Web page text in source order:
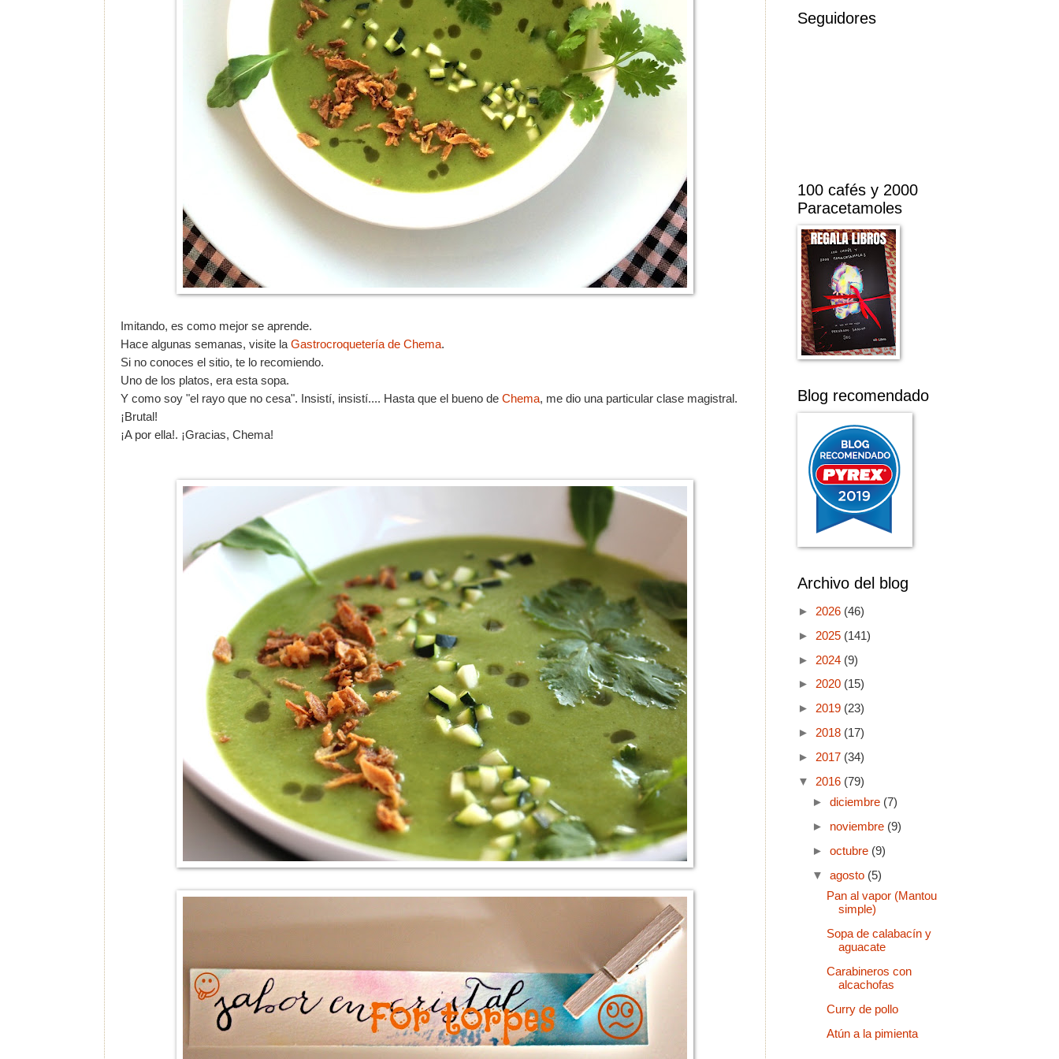
Imitando, es como mejor se aprende.
Hace algunas semanas, visite la Gastrocroquetería de Chema.
Si no conoces el sitio, te lo recomiendo.
Uno de los platos, era esta sopa.
Y como soy "el rayo que no cesa". Insistí, insistí.... Hasta que el bueno de Chema, me dio una particular clase magistral.
¡Brutal!
¡A por ella!. ¡Gracias, Chema!
Seguidores
100 cafés y 2000
Paracetamoles
Blog recomendado
Archivo del blog
► 2026 (46)
► 2025 (141)
► 2024 (9)
► 2020 (15)
► 2019 (23)
► 2018 (17)
► 2017 (34)
▼ 2016 (79)
► diciembre (7)
► noviembre (9)
► octubre (9)
▼ agosto (5)
Pan al vapor (Mantou
simple)
Sopa de calabacín y
aguacate
Carabineros con
alcachofas
Curry de pollo
Atún a la pimienta